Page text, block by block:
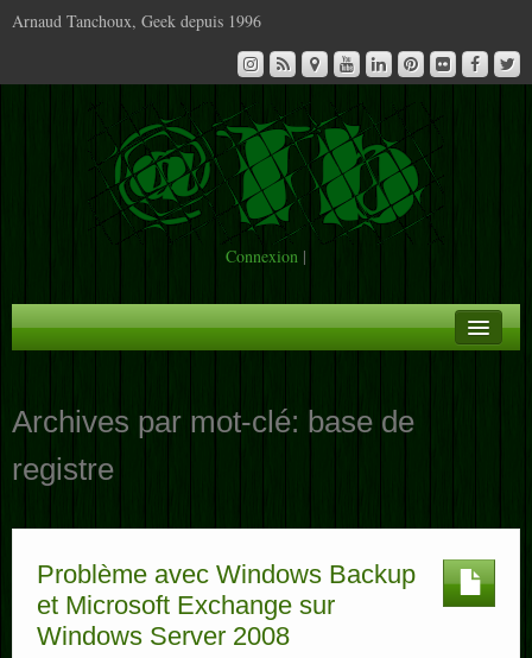
Arnaud Tanchoux, Geek depuis 1996
Connexion |
Infos
Contact
Archives par mot-clé: base de
registre
Problème avec Windows Backup
et Microsoft Exchange sur
Windows Server 2008